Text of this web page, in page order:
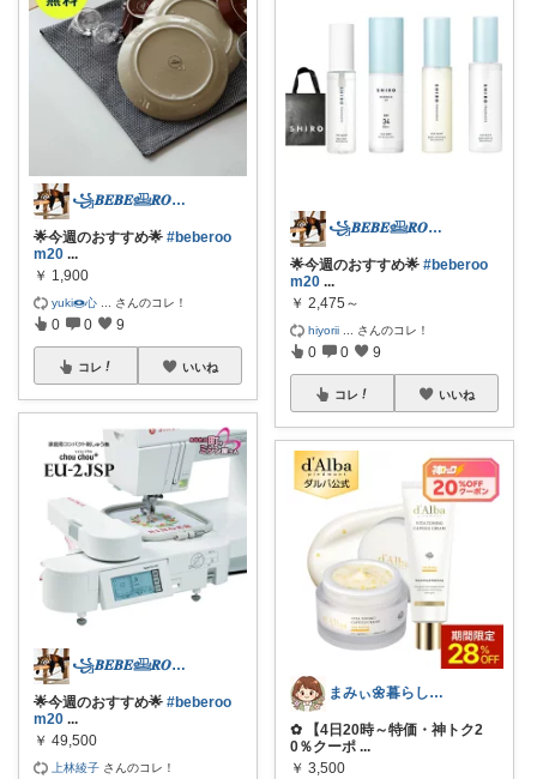
꧁𝑩𝑬𝑩𝑬𓊝𝑹𝑶𝑶𝑴꧂
🌟今週のおすすめ🌟 #beberoo
m20 ...
￥ 1,900
yuki🍩心 さんのコレ！
0 0 9
コレ いいね
꧁𝑩𝑬𝑩𝑬𓊝𝑹𝑶𝑶𝑴꧂
🌟今週のおすすめ🌟 #beberoo
m20 ...
￥ 49,500
上林綾子 さんのコレ！
꧁𝑩𝑬𝑩𝑬𓊝𝑹𝑶𝑶𝑴꧂
🌟今週のおすすめ🌟 #beberoo
m20 ...
￥ 2,475～
hiyorii さんのコレ！
0 0 9
コレ いいね
まみぃ🌼暮らしの便利グッズ｜毎日朝コレ
✿ 【4日20時～特価・神トク2
0％クーポ ...
￥ 3,500